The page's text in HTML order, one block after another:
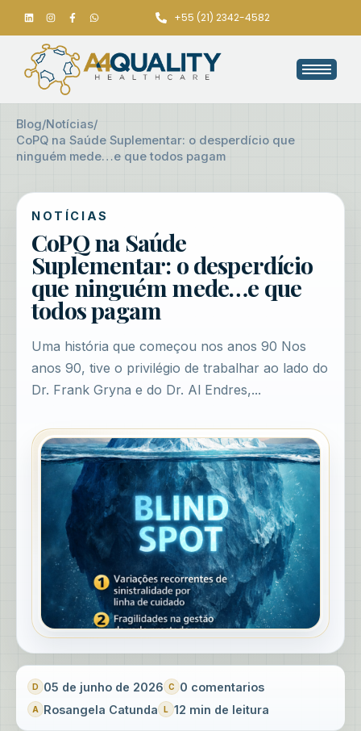
+55 (21) 2342-4582
Blog/Notícias/
CoPQ na Saúde Suplementar: o desperdício que
ninguém mede…e que todos pagam
NOTÍCIAS
CoPQ na Saúde
Suplementar: o desperdício
que ninguém mede…e que
todos pagam
Uma história que começou nos anos 90 Nos
anos 90, tive o privilégio de trabalhar ao lado do
Dr. Frank Gryna e do Dr. Al Endres,...
05 de junho de 2026
0 comentarios
Rosangela Catunda
12 min de leitura